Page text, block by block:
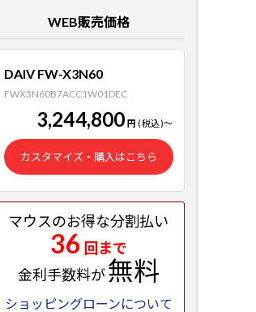
WEB販売価格
DAIV FW-X3N60
FWX3N60B7ACC1W01DEC
3,244,800 円 (税込)～
カスタマイズ・購入はこちら
マウスのお得な分割払い
36 回まで
金利手数料が無料
ショッピングローンについて